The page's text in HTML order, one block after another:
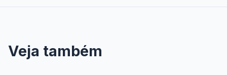
Veja também